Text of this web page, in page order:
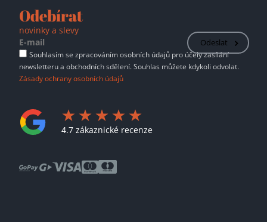
Odebírat
novinky a slevy
Odeslat
Souhlasím se zpracováním osobních údajů pro účely zasílání
newsletteru a obchodních sdělení. Souhlas můžete kdykoli odvolat.
Zásady ochrany osobních údajů
4.7 zákaznické recenze